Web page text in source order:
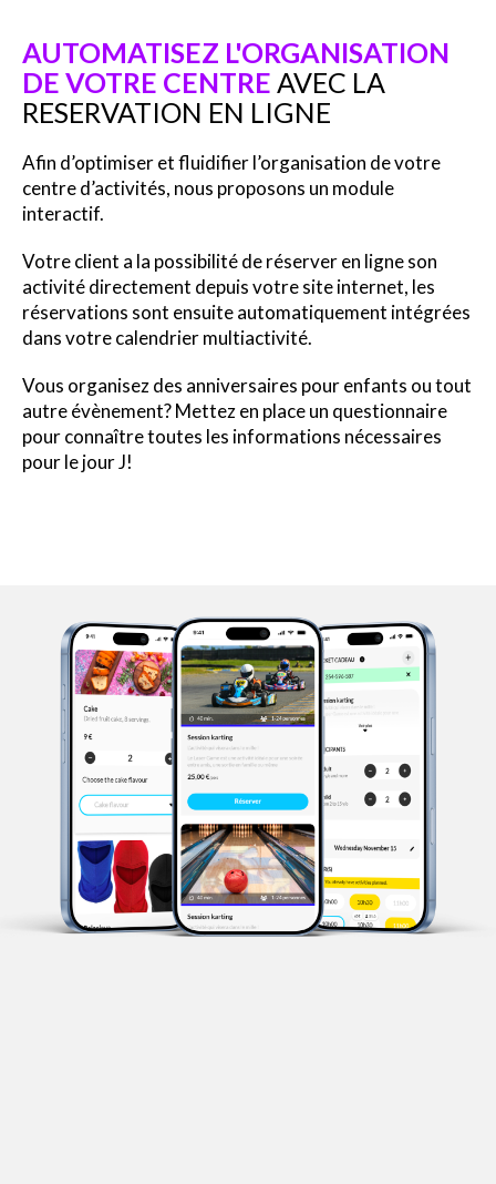
AUTOMATISEZ L'ORGANISATION
DE VOTRE CENTRE AVEC LA
RESERVATION EN LIGNE
Afin d’optimiser et fluidifier l’organisation de votre
centre d’activités, nous proposons un module
interactif.
Votre client a la possibilité de réserver en ligne son
activité directement depuis votre site internet, les
réservations sont ensuite automatiquement intégrées
dans votre calendrier multiactivité.
Vous organisez des anniversaires pour enfants ou tout
autre évènement? Mettez en place un questionnaire
pour connaître toutes les informations nécessaires
pour le jour J!